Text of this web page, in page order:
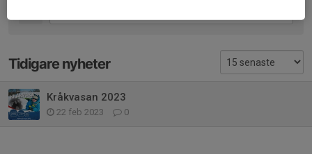
Tidigare nyheter
Kråkvasan 2023
22 feb 2023 0